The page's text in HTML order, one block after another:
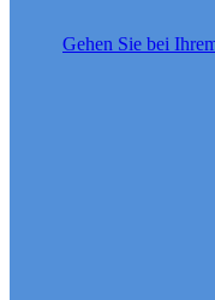
Gehen Sie bei